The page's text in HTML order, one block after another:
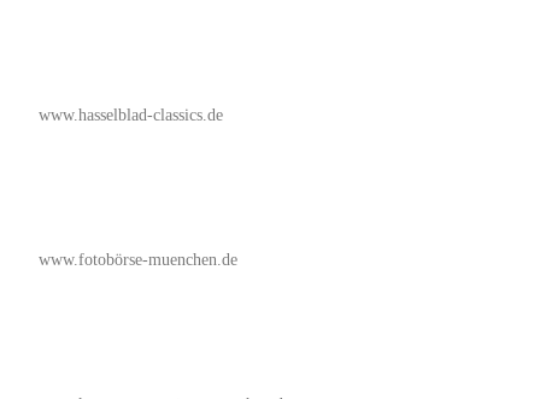
www.hasselblad-classics.de
www.fotobörse-muenchen.de